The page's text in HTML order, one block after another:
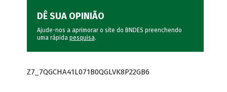
DÊ SUA OPINIÃO
Ajude-nos a aprimorar o site do BNDES preenchendo
uma rápida pesquisa.
Z7_7QGCHA41L071B0QGLVK8P22GB6